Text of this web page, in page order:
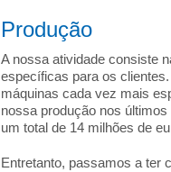
Produção
A nossa atividade consiste
específicas para os
máquinas cada vez mais
nossa produção nos
um total de 14 milhões de
Entretanto, passamos a ter